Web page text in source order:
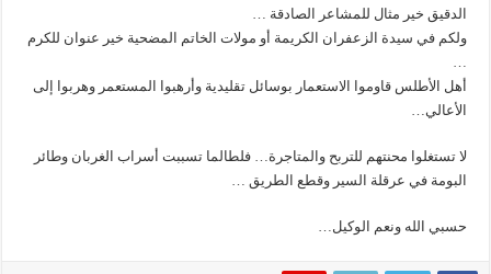
الدقيق خير مثال للمشاعر الصادقة …
ولكم في سيدة الزعفران الكريمة أو مولات الخاتم المضحية خير عنوان للكرم
…
أهل الأطلس قاوموا الاستعمار بوسائل تقليدية وأرهبوا المستعمر وهربوا إلى
الأعالي…
لا تستغلوا محنتهم للتربح والمتاجرة… فلطالما تسببت أسراب الغربان وطائر
البومة في عرقلة السير وقطع الطريق …
حسبي الله ونعم الوكيل…